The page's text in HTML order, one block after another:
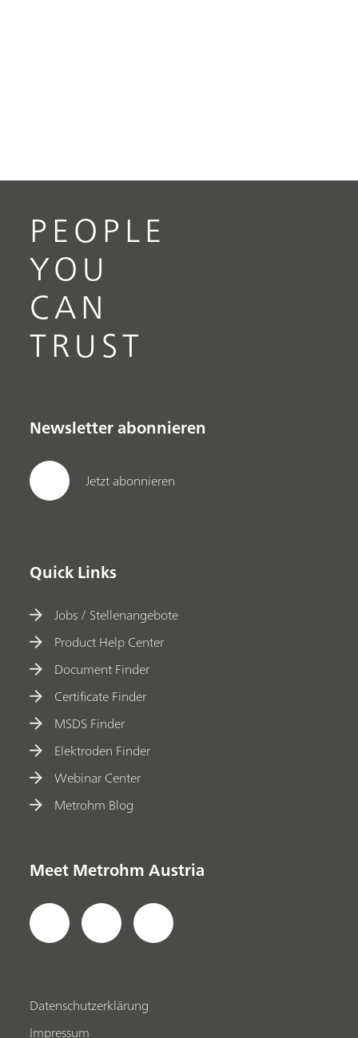
PEOPLE
YOU
CAN
TRUST
Newsletter abonnieren
Jetzt abonnieren
Quick Links
Jobs / Stellenangebote
Product Help Center
Document Finder
Certificate Finder
MSDS Finder
Elektroden Finder
Webinar Center
Metrohm Blog
Meet Metrohm Austria
Datenschutzerklärung
Impressum